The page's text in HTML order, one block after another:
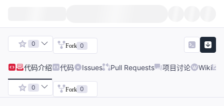
0 Fork 0
代码介绍 代码 Issues Pull Requests 项目讨论 Wiki
0 Fork 0